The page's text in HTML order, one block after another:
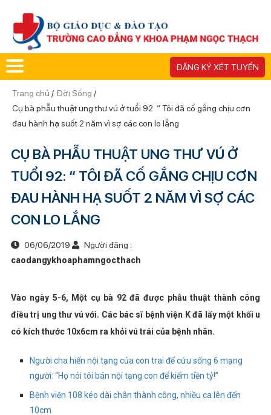
ĐĂNG KÝ XÉT TUYỂN
Trang chủ / Đời Sống /
Cụ bà phẫu thuật ung thư vú ở tuổi 92: “ Tôi đã cố gắng chịu cơn
đau hành hạ suốt 2 năm vì sợ các con lo lắng
CỤ BÀ PHẪU THUẬT UNG THƯ VÚ Ở
TUỔI 92: “ TÔI ĐÃ CỐ GẮNG CHỊU CƠN
ĐAU HÀNH HẠ SUỐT 2 NĂM VÌ SỢ CÁC
CON LO LẮNG
06/06/2019
Người đăng :
caodangykhoaphamngocthach
Vào ngày 5-6, Một cụ bà 92 đã được phẫu thuật thành công
điều trị ung thư vú với. Các bác sĩ bệnh viện K đã lấy một khối u
có kích thước 10x6cm ra khỏi vú trái của bệnh nhân.
Người cha hiến nội tạng của con trai để cứu sống 6 mạng
người: “Họ nói tôi bán nội tạng con để kiếm tiền tỷ!”
Bệnh viện 108 kéo dài chân thành công, nhiều ca lên đến
10cm